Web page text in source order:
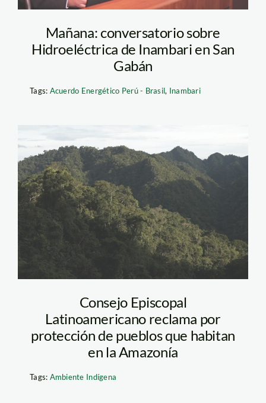
Mañana: conversatorio sobre
Hidroeléctrica de Inambari en San
Gabán
Tags: Acuerdo Energético Perú - Brasil, Inambari
Consejo Episcopal
Latinoamericano reclama por
protección de pueblos que habitan
en la Amazonía
Tags: Ambiente Indígena